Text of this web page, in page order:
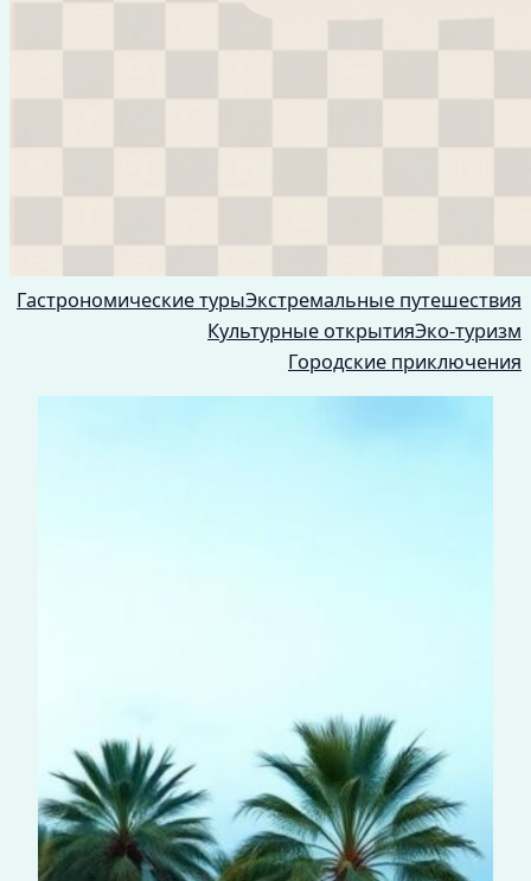
Гастрономические турыЭкстремальные путешествия
Культурные открытияЭко-туризм
Городские приключения